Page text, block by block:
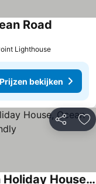
Road
Lighthouse
Prijzen bekijken
Delen
Great Ocean Road, Fairhaven Holiday House, Ocean Views And Pet Friendly